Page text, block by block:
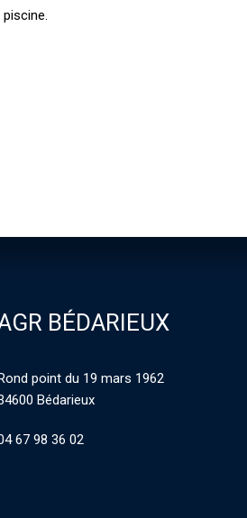
BÉDARIEUX
point du 19 mars 1962
Bédarieux
67 98 36 02